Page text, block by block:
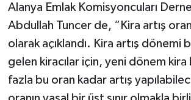
Alanya Emlak Komisyoncuları
Abdullah Tuncer de, “Kira artış
olarak açıklandı. Kira artış dönemi
gelen kiracılar için, yeni dönem
fazla bu oran kadar artış